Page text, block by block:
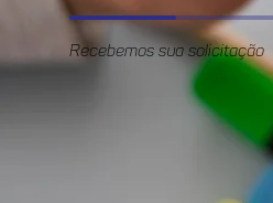
Recebemos sua solicitação